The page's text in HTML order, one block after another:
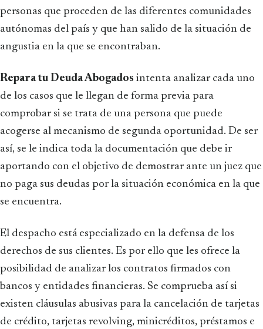
personas que proceden de las diferentes comunidades
autónomas del país y que han salido de la situación de
angustia en la que se encontraban.
Repara tu Deuda Abogados intenta analizar cada uno
de los casos que le llegan de forma previa para
comprobar si se trata de una persona que puede
acogerse al mecanismo de segunda oportunidad. De ser
así, se le indica toda la documentación que debe ir
aportando con el objetivo de demostrar ante un juez que
no paga sus deudas por la situación económica en la que
se encuentra.
El despacho está especializado en la defensa de los
derechos de sus clientes. Es por ello que les ofrece la
posibilidad de analizar los contratos firmados con
bancos y entidades financieras. Se comprueba así si
existen cláusulas abusivas para la cancelación de tarjetas
de crédito, tarjetas revolving, minicréditos, préstamos e